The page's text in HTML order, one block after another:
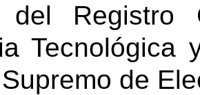
del
Tecnológica
de